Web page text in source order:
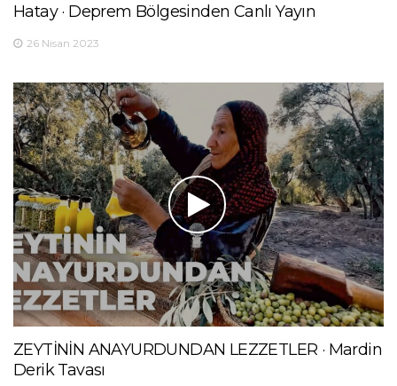
Hatay · Deprem Bölgesinden Canlı Yayın
26 Nisan 2023
ZEYTİNİN ANAYURDUNDAN LEZZETLER · Mardin
Derik Tavası